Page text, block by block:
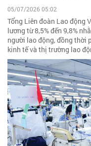
05/07/2026 05:02
Tổng Liên đoàn Lao động
lương từ 8,5% đến 9,8%
người lao động, đồng thời
kinh tế và thị trường lao